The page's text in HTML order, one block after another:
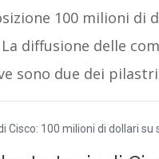
100 milioni di
diffusione delle
sono due dei